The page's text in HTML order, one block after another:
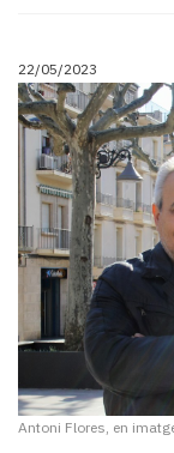
22/05/2023
Antoni Flores, en